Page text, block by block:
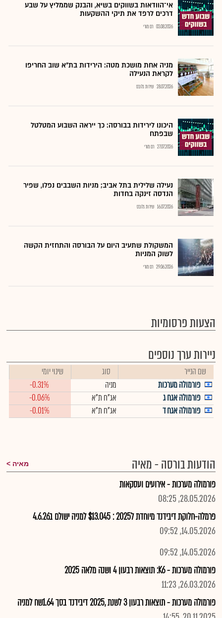
אי־הוודאות בשווקים בשיא, והבנק שממליץ על שבע
דרכים לרפד את תיקי ההשקעות
03.08.2026 רם מורי
מניה אחת מושכת מטה: הירידות בת"א שוב החריפו
לקראת הנעילה
28.07.2026 שירות גלובס
היכונו לירידות בבורסה: כך ייראה השבוע המטלטל
שבפתח
27.07.2026 רם מורי
נעילה שלילית בתל אביב; מניות השבבים נפלו, שפיר
הנדסה זינקה בחדות
16.07.2026 שירות גלובס
המשקולת שתעיב היום על הבורסה והתחזית הקשה
לשוק המניות
29.06.2026 רם מורי
הצעות פרסומיות
ניירות ערך נוספים
שם הנייר סוג
שינוי יומי
פורמולה מערכות
מניה
-0.31%
פורמולה אגח ג
אג"ח ת"א
-0.06%
פורמולה אגח ד
אג"ח ת"א -0.01%
הודעות בורסה - מאיה מאיה
פורמולה מערכות - אירועים ועסקאות
28.05.2026, 08:25
פרמלה-חלוקת דיבידנד מיוחדת ל2025 : $13.045 למניה ישולם ב4.6.26
14.05.2026, 09:52
14.05.2026, 09:52
פורמולה מערכות - K6: תוצאות רבעון 4 ושנה מלאה 2025
26.03.2026, 11:23
פורמולה מערכות - תוצאות רבעון 3 לשנת ,2025 דיבידנד בסך 1.64שח למניה